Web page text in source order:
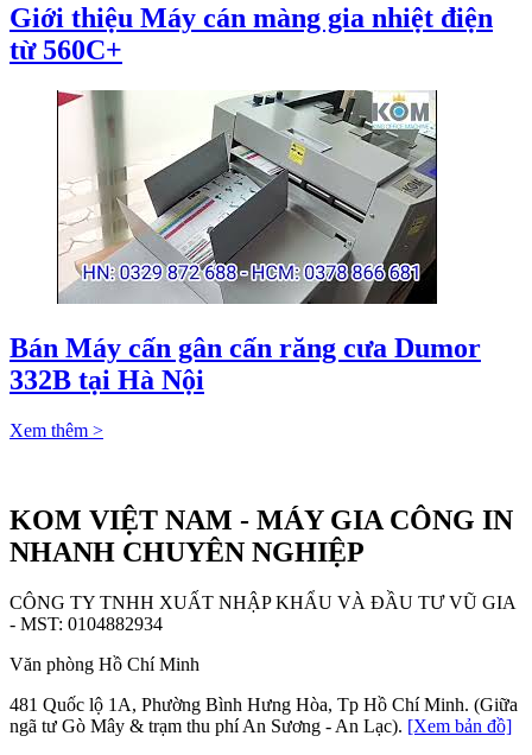
Giới thiệu Máy cán màng gia nhiệt điện
từ 560C+
Bán Máy cấn gân cấn răng cưa Dumor
332B tại Hà Nội
Xem thêm >
KOM VIỆT NAM - MÁY GIA CÔNG IN
NHANH CHUYÊN NGHIỆP
CÔNG TY TNHH XUẤT NHẬP KHẨU VÀ ĐẦU TƯ VŨ GIA
- MST: 0104882934
Văn phòng Hồ Chí Minh
481 Quốc lộ 1A, Phường Bình Hưng Hòa, Tp Hồ Chí Minh. (Giữa
ngã tư Gò Mây & trạm thu phí An Sương - An Lạc). [Xem bản đồ]